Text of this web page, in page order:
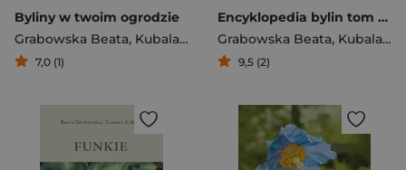
Byliny w twoim ogrodzie
Grabowska Beata, Kubala Tomasz
7,0 (1)
Encyklopedia bylin tom 1 A-J
Grabowska Beata, Kubala Tomasz
9,5 (2)